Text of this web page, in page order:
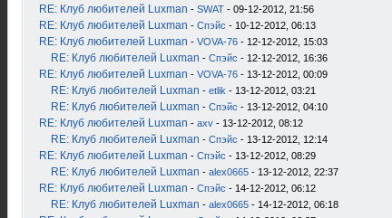
RE: Клуб любителей Luxman - SWAT - 09-12-2012, 21:56
RE: Клуб любителей Luxman - Спэйс - 10-12-2012, 06:13
RE: Клуб любителей Luxman - VOVA-76 - 12-12-2012, 15:03
RE: Клуб любителей Luxman - Спэйс - 12-12-2012, 16:36
RE: Клуб любителей Luxman - VOVA-76 - 13-12-2012, 00:09
RE: Клуб любителей Luxman - etlik - 13-12-2012, 03:21
RE: Клуб любителей Luxman - Спэйс - 13-12-2012, 04:10
RE: Клуб любителей Luxman - axv - 13-12-2012, 08:12
RE: Клуб любителей Luxman - Спэйс - 13-12-2012, 12:14
RE: Клуб любителей Luxman - Спэйс - 13-12-2012, 08:29
RE: Клуб любителей Luxman - alex0665 - 13-12-2012, 22:37
RE: Клуб любителей Luxman - Спэйс - 14-12-2012, 06:12
RE: Клуб любителей Luxman - alex0665 - 14-12-2012, 06:18